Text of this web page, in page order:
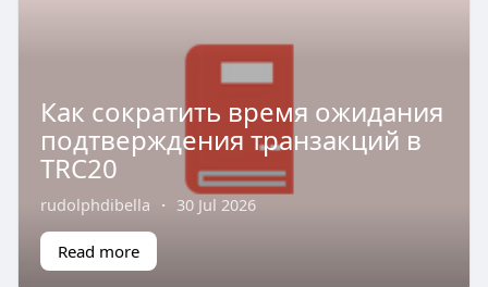
Как сократить время ожидания
подтверждения транзакций в
TRC20
rudolphdibella · 30 Jul 2026
Read more